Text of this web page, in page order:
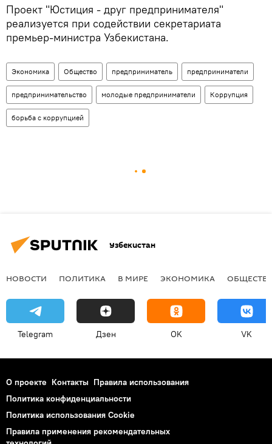
Проект "Юстиция - друг предпринимателя"
реализуется при содействии секретариата
премьер-министра Узбекистана.
Экономика Общество предприниматель предприниматели
предпринимательство молодые предприниматели Коррупция
борьба с коррупцией
Узбекистан
НОВОСТИ ПОЛИТИКА В МИРЕ ЭКОНОМИКА
Telegram Дзен OK VK
О проекте Контакты Правила использования
Политика конфиденциальности
Политика использования Cookie
Правила применения рекомендательных